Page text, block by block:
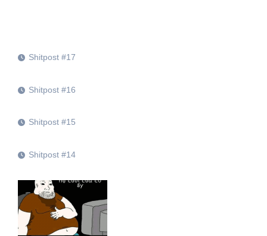
Shitpost #17
Shitpost #16
Shitpost #15
Shitpost #14